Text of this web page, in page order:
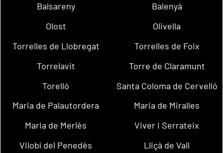
Balsareny
Balenyà
Olost
Olivella
Torrelles de Llobregat
Torrelles de Foix
Torrelavit
Torre de Claramunt
Torelló
Santa Coloma de Cervelló
Maria de Palautordera
Maria de Miralles
Maria de Merlès
Viver i Serrateix
Vilobí del Penedès
Lliçà de Vall